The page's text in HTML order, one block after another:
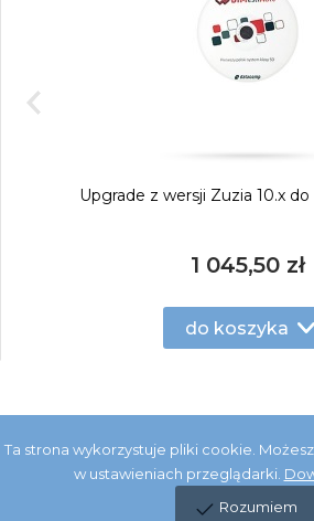
Upgrade z wersji Zuzia 10.x
1 045,50 zł
do koszyka
Ta strona wykorzystuje pliki cookie.
w ustawieniach przeglądarki.
Rozumiem